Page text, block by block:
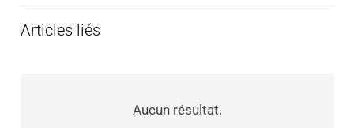
Articles liés
Aucun résultat.